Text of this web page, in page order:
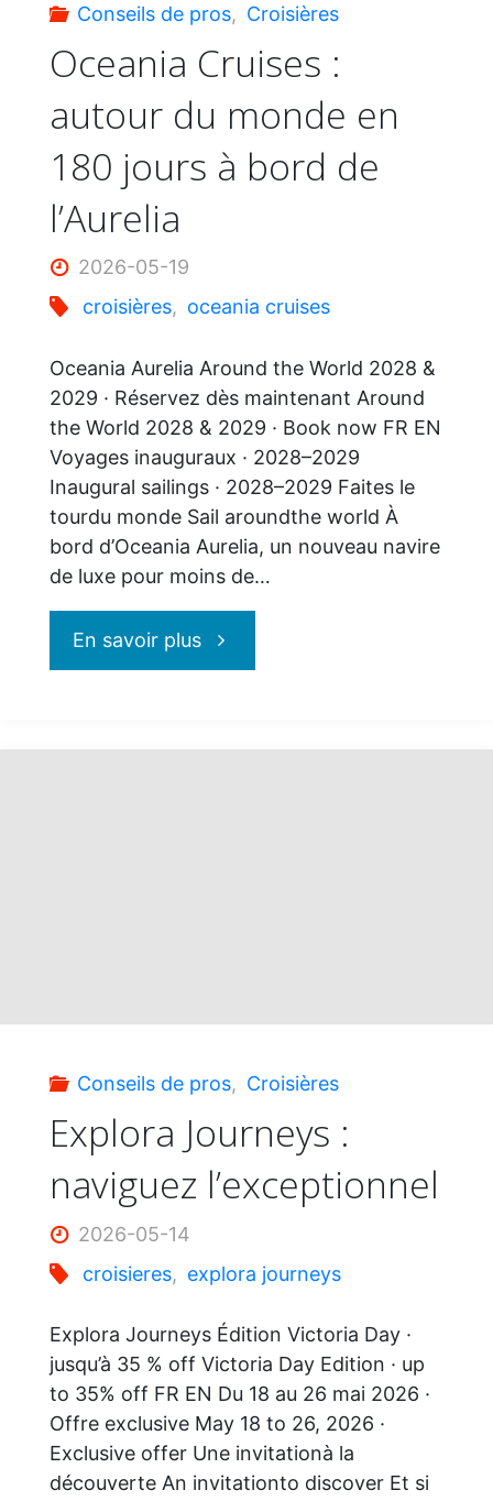
Conseils de pros, Croisières
Oceania Cruises :
autour du monde en
180 jours à bord de
l’Aurelia
2026-05-19
croisières, oceania cruises
Oceania Aurelia Around the World 2028 &
2029 · Réservez dès maintenant Around
the World 2028 & 2029 · Book now FR EN
Voyages inauguraux · 2028–2029
Inaugural sailings · 2028–2029 Faites le
tourdu monde Sail aroundthe world À
bord d’Oceania Aurelia, un nouveau navire
de luxe pour moins de…
En savoir plus"Oceania
à
de
l’Aurelia"
Conseils de pros, Croisières
Explora Journeys :
naviguez l’exceptionnel
2026-05-14
croisieres, explora journeys
Explora Journeys Édition Victoria Day ·
jusqu’à 35 % off Victoria Day Edition · up
to 35% off FR EN Du 18 au 26 mai 2026 ·
Offre exclusive May 18 to 26, 2026 ·
Exclusive offer Une invitationà la
découverte An invitationto discover Et si